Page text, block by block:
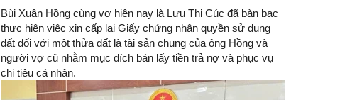
Bùi Xuân Hồng cùng vợ hiện nay là Lưu Thị Cúc đã bàn bạc
thực hiện việc xin cấp lại Giấy chứng nhận quyền sử dụng
đất đối với một thửa đất là tài sản chung của ông Hồng và
người vợ cũ nhằm mục đích bán lấy tiền trả nợ và phục vụ
chi tiêu cá nhân.